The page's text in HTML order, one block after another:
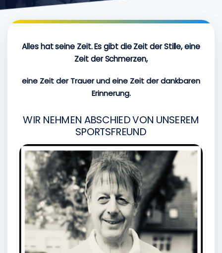
Alles hat seine Zeit. Es gibt die Zeit der Stille, eine
Zeit der Schmerzen,
eine Zeit der Trauer und eine Zeit der dankbaren
Erinnerung.
WIR NEHMEN ABSCHIED VON UNSEREM
SPORTSFREUND